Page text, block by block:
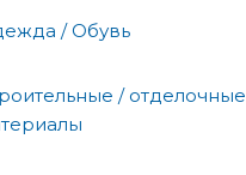
/ Обувь
/ отделочные